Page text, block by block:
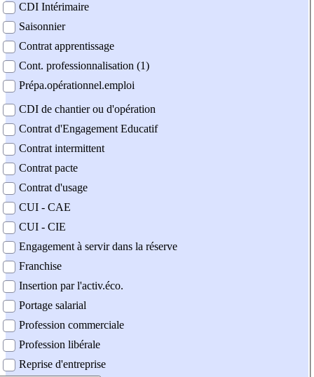
CDI Intérimaire
Saisonnier
Contrat apprentissage
Cont. professionnalisation (1)
Prépa.opérationnel.emploi
CDI de chantier ou d'opération
Contrat d'Engagement Educatif
Contrat intermittent
Contrat pacte
Contrat d'usage
CUI - CAE
CUI - CIE
Engagement à servir dans la réserve
Franchise
Insertion par l'activ.éco.
Portage salarial
Profession commerciale
Profession libérale
Reprise d'entreprise